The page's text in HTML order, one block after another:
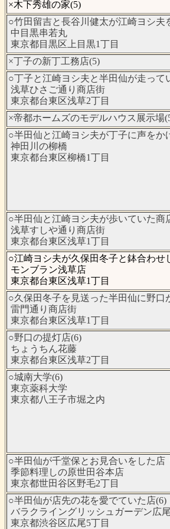
×木下秀雄の家(5)
○竹田留吉と長谷川健太が江崎ヨシ夫
中目黒串若丸
東京都目黒区上目黒1丁目
×丁子の新丁工務店(5)
○丁子と江崎ヨシ夫と半田仙が走って
浅草ひさご通り商店街
東京都台東区浅草2丁目
×帝都ホームズのモデルハウス展示場
○半田仙と江崎ヨシ夫が丁子に声をか
神田川の柳橋
東京都台東区柳橋1丁目
○半田仙と江崎ヨシ夫が歩いていた商
浅草すしや通り商店街
東京都台東区浅草1丁目
○江崎ヨシ夫が久保田冬子と鉢合わせ
モンブラン浅草店
東京都台東区浅草1丁目
○久保田冬子を見送った半田仙に野口
雷門通り商店街
東京都台東区浅草1丁目
○野口の提灯店(6)
ちょうちん花藤
東京都台東区浅草2丁目
○城南大学(6)
東京薬科大学
東京都八王子市堀之内
○半田仙が千堂保とお見合いをした店
季節料理しの原世田谷本店
東京都世田谷区野毛2丁目
○半田仙が店先の花を愛でていた店(6)
バラクライングリッシュガーデン広
東京都渋谷区広尾5丁目